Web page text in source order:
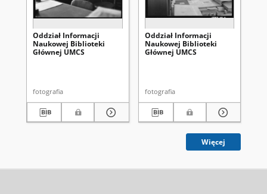
Oddział Informacji
Naukowej Biblioteki
Głównej UMCS
fotografia
Oddział Informacji
Naukowej Biblioteki
Głównej UMCS
fotografia
Więcej